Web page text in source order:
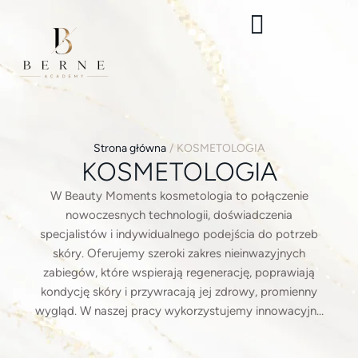
Strona główna / KOSMETOLOGIA
KOSMETOLOGIA
W Beauty Moments kosmetologia to połączenie
nowoczesnych technologii, doświadczenia
specjalistów i indywidualnego podejścia do potrzeb
skóry. Oferujemy szeroki zakres nieinwazyjnych
zabiegów, które wspierają regenerację, poprawiają
kondycję skóry i przywracają jej zdrowy, promienny
wygląd. W naszej pracy wykorzystujemy innowacyjne
metody stymulacji tkanek, terapii anti-aging oraz
oczyszczania, które pozwalają osiągać widoczne i